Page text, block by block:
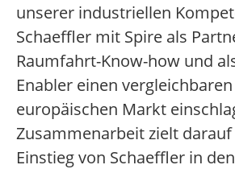
unserer industriellen
Schaeffler mit Spire als
Raumfahrt-Know-how und
Enabler einen
europäischen Markt
Zusammenarbeit zielt darauf
Einstieg von Schaeffler in den